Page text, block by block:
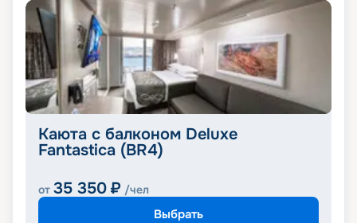
Каюта с балконом Deluxe
Fantastica (BR4)
от 35 350 ₽ /чел
Выбрать